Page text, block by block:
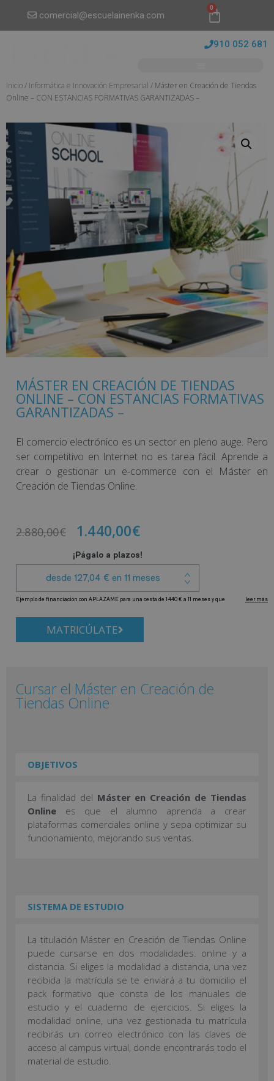
comercial@escuelainenka.com
0
910 052 681
Inicio/ Informática e Innovación Empresarial / Máster en Creación de Tiendas
Online – CON ESTANCIAS FORMATIVAS GARANTIZADAS –
MÁSTER EN CREACIÓN DE TIENDAS
ONLINE – CON ESTANCIAS FORMATIVAS
GARANTIZADAS –
El comercio electrónico es un sector en pleno auge. Pero
ser competitivo en Internet no es tarea fácil. Aprende a
crear o gestionar un e-commerce con el Máster en
Creación de Tiendas Online.
2.880,00€ 1.440,00€
MATRICÚLATE
Cursar el Máster en Creación de
Tiendas Online
OBJETIVOS
La finalidad del Máster en Creación de Tiendas
Online es que el alumno aprenda a crear
plataformas comerciales online y sepa optimizar su
funcionamiento, mejorando sus ventas.
SISTEMA DE ESTUDIO
La titulación Máster en Creación de Tiendas Online
puede cursarse en dos modalidades: online y a
distancia. Si eliges la modalidad a distancia, una vez
recibida la matrícula se te enviará a tu domicilio el
pack formativo que consta de los manuales de
estudio y el cuaderno de ejercicios. Si eliges la
modalidad online, una vez gestionada tu matrícula
recibirás un correo electrónico con las claves de
acceso al campus virtual, donde encontrarás todo el
material de estudio.